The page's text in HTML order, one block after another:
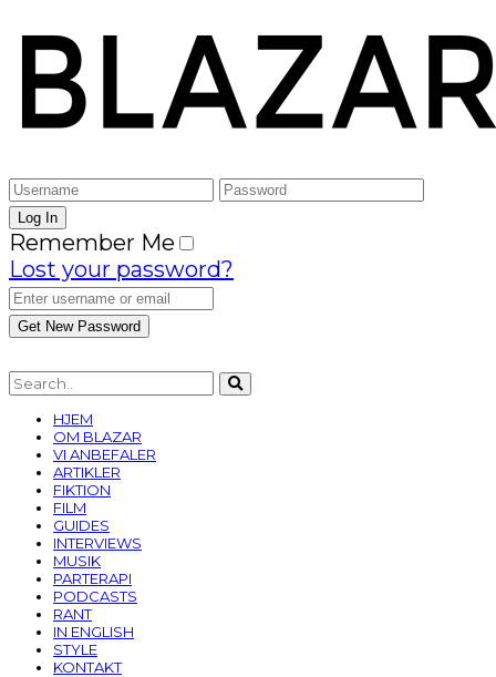
Remember Me
Lost your password?
HJEM
OM BLAZAR
VI ANBEFALER
ARTIKLER
FIKTION
FILM
GUIDES
INTERVIEWS
MUSIK
PARTERAPI
PODCASTS
RANT
IN ENGLISH
STYLE
KONTAKT